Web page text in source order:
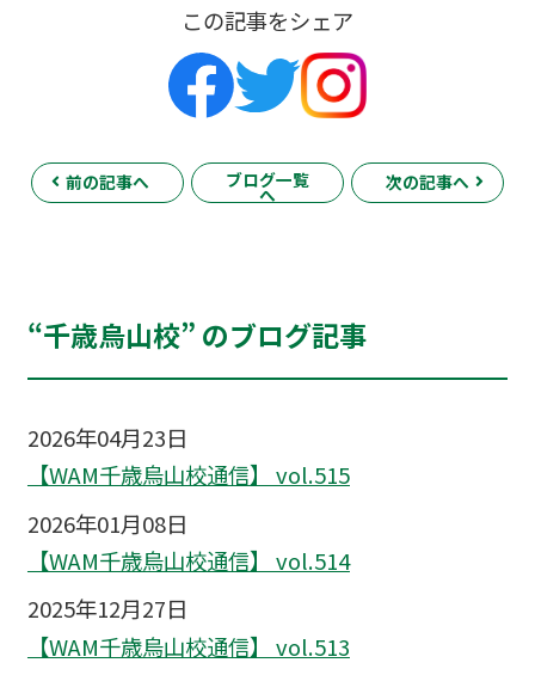
この記事をシェア
前の記事へ ブログ一覧
へ
次の記事へ
“千歳烏山校” のブログ記事
2026年04月23日
【WAM千歳烏山校通信】 vol.515
2026年01月08日
【WAM千歳烏山校通信】 vol.514
2025年12月27日
【WAM千歳烏山校通信】 vol.513